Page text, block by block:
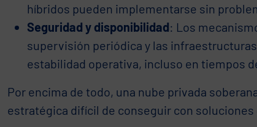
híbridos pueden implementarse sin
Seguridad y disponibilidad: Los
supervisión periódica y las
estabilidad operativa, incluso en tiempos
Por encima de todo, una nube privada
estratégica difícil de conseguir con soluciones